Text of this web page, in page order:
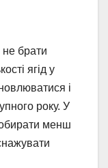
брати
ягід у
і
року. У
менш